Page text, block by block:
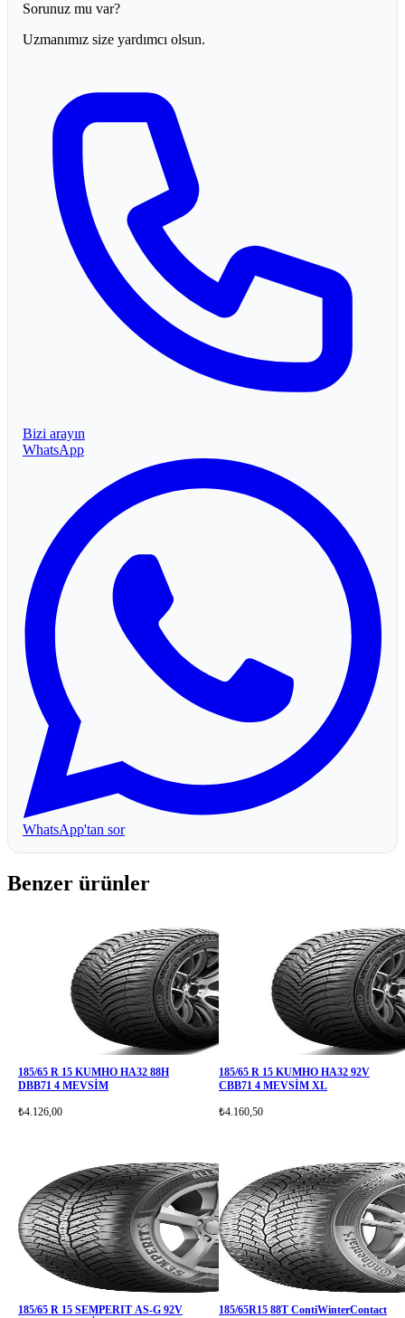
Sorunuz mu var?
Uzmanımız size yardımcı olsun.
Bizi arayın
WhatsApp
WhatsApp'tan sor
Benzer ürünler
185/65 R 15 KUMHO HA32 88H
DBB71 4 MEVSİM
₺4.126,00
185/65 R 15 KUMHO HA32 92V
CBB71 4 MEVSİM XL
₺4.160,50
185/65 R 15 SEMPERIT AS-G 92V
185/65R15 88T ContiWinterContact